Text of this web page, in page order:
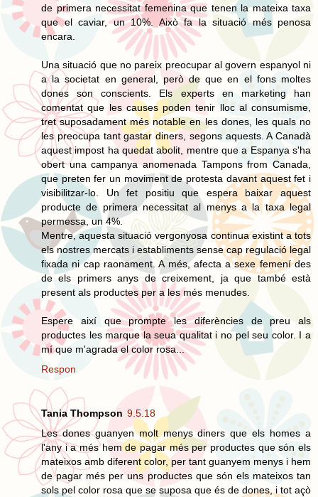
de primera necessitat femenina que tenen la mateixa taxa
que el caviar, un 10%. Això fa la situació més penosa
encara.
Una situació que no pareix preocupar al govern espanyol ni
a la societat en general, però de que en el fons moltes
dones son conscients. Els experts en marketing han
comentat que les causes poden tenir lloc al consumisme,
tret suposadament més notable en les dones, les quals no
les preocupa tant gastar diners, segons aquests. A Canadà
aquest impost ha quedat abolit, mentre que a Espanya s'ha
obert una campanya anomenada Tampons from Canada,
que preten fer un moviment de protesta davant aquest fet i
visibilitzar-lo. Un fet positiu que espera baixar aquest
producte de primera necessitat al menys a la taxa legal
permessa, un 4%.
Mentre, aquesta situació vergonyosa continua existint a tots
els nostres mercats i establiments sense cap regulació legal
fixada ni cap raonament. A més, afecta a sexe femení des
de els primers anys de creixement, ja que també està
present als productes per a les més menudes.
Espere així que prompte les diferències de preu als
productes les marque la seua qualitat i no pel seu color. I a
mí que m'agrada el color rosa...
Respon
Tania Thompson 9.5.18
Les dones guanyen molt menys diners que els homes a
l'any i a més hem de pagar més per productes que són els
mateixos amb diferent color, per tant guanyem menys i hem
de pagar més per uns productes que són els mateixos tan
sols pel color rosa que se suposa que és de dones, i tot açò